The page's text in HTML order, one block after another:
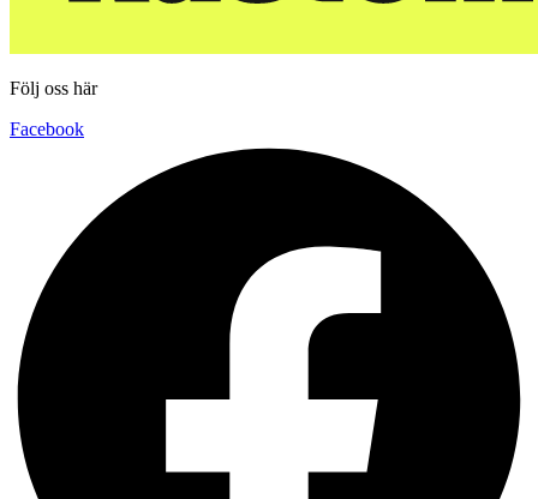
Följ oss här
Facebook